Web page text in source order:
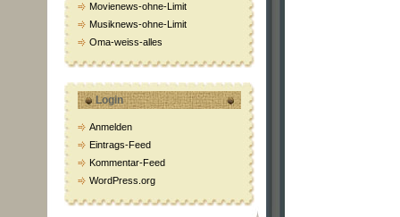
Movienews-ohne-Limit
Musiknews-ohne-Limit
Oma-weiss-alles
Login
Anmelden
Eintrags-Feed
Kommentar-Feed
WordPress.org